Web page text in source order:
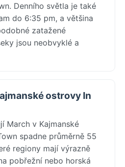
Denního světla je také
do 6:35 pm, a většina
zatažené
jsou neobvyklé a
ostrovy In
March v Kajmanské
spadne průměrně 55
regiony mají výrazně
pobřežní nebo horská